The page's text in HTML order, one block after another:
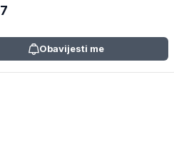
Obavijesti me